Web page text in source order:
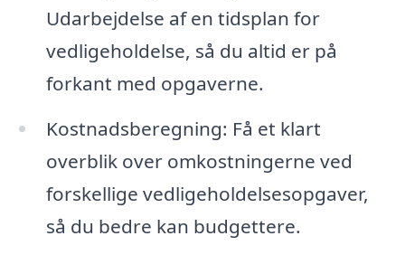
Udarbejdelse af en tidsplan for
vedligeholdelse, så du altid er på
forkant med opgaverne.
Kostnadsberegning: Få et klart
overblik over omkostningerne ved
forskellige vedligeholdelsesopgaver,
så du bedre kan budgettere.